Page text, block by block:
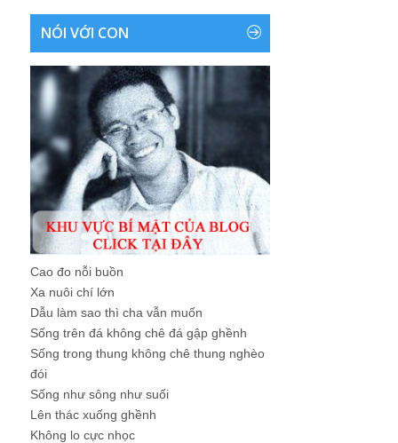
NÓI VỚI CON
Cao đo nỗi buồn
Xa nuôi chí lớn
Dẫu làm sao thì cha vẫn muốn
Sống trên đá không chê đá gập ghềnh
Sống trong thung không chê thung nghèo
đói
Sống như sông như suối
Lên thác xuống ghềnh
Không lo cực nhọc